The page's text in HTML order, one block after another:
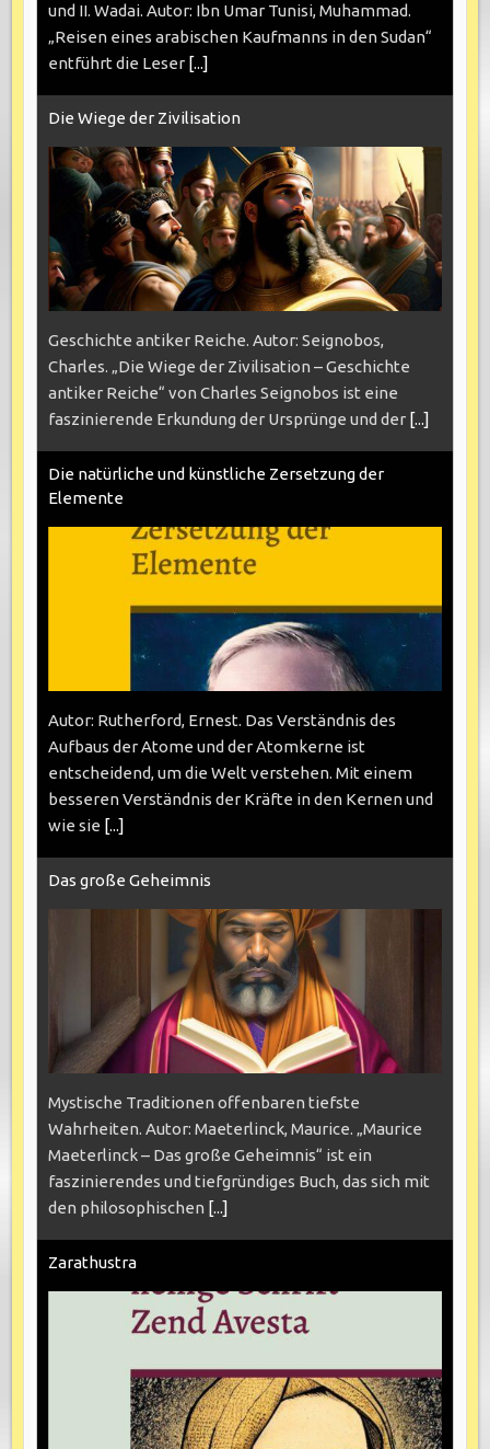
und II. Wadai. Autor: Ibn Umar Tunisi, Muhammad.
„Reisen eines arabischen Kaufmanns in den Sudan“
entführt die Leser [...]
Die Wiege der Zivilisation
Geschichte antiker Reiche. Autor: Seignobos,
Charles. „Die Wiege der Zivilisation – Geschichte
antiker Reiche“ von Charles Seignobos ist eine
faszinierende Erkundung der Ursprünge und der [...]
Die natürliche und künstliche Zersetzung der
Elemente
Autor: Rutherford, Ernest. Das Verständnis des
Aufbaus der Atome und der Atomkerne ist
entscheidend, um die Welt verstehen. Mit einem
besseren Verständnis der Kräfte in den Kernen und
wie sie [...]
Das große Geheimnis
Mystische Traditionen offenbaren tiefste
Wahrheiten. Autor: Maeterlinck, Maurice. „Maurice
Maeterlinck – Das große Geheimnis“ ist ein
faszinierendes und tiefgründiges Buch, das sich mit
den philosophischen [...]
Zarathustra